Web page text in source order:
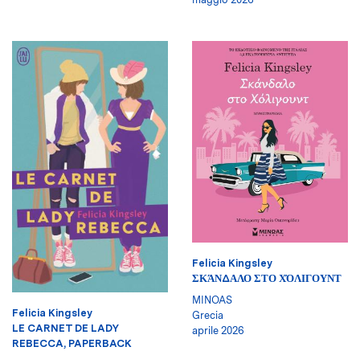
Felicia Kingsley
LE CARNET DE LADY
REBECCA, PAPERBACK
Felicia Kingsley
ΣΚΆΝΔΑΛΟ ΣΤΟ ΧΌΛΙΓΟΥΝΤ
MINOAS
Grecia
aprile 2026